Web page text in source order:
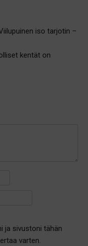
iso tarjotin –
kentät on
ja sivustoni tähän
varten.